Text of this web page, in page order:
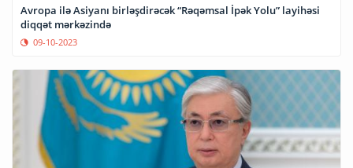
Avropa ilə Asiyanı birləşdirəcək “Rəqəmsal İpək Yolu” layihəsi
diqqət mərkəzində
09-10-2023